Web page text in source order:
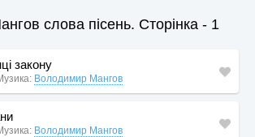
слова пісень. Сторінка - 1
закону
Володимир Мангов
Володимир Мангов